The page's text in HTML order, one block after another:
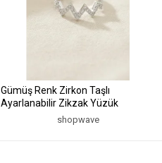
Gümüş Renk Zirkon Taşlı
Ayarlanabilir Zikzak Yüzük
shopwave